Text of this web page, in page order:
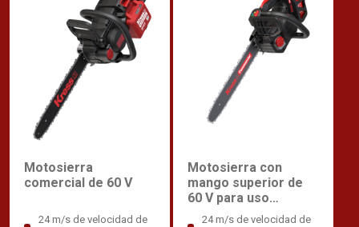
Motosierra
comercial de 60 V
24 m/s de velocidad de
Motosierra con
mango superior de
60 V para uso
comercial
24 m/s de velocidad de